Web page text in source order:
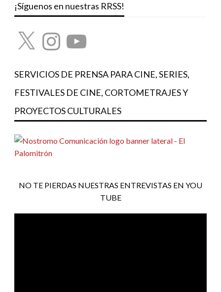
¡Síguenos en nuestras RRSS!
X InstagramYouTube
SERVICIOS DE PRENSA PARA CINE, SERIES,
FESTIVALES DE CINE, CORTOMETRAJES Y
PROYECTOS CULTURALES
NO TE PIERDAS NUESTRAS ENTREVISTAS EN YOU
TUBE